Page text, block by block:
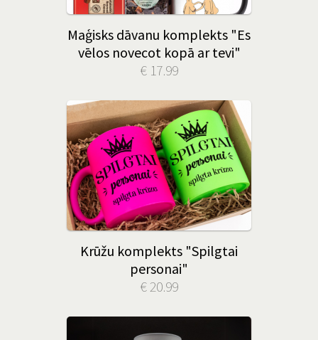
Maģisks dāvanu komplekts "Es
vēlos novecot kopā ar tevi"
€ 17.99
Krūžu komplekts "Spilgtai
personai"
€ 20.99